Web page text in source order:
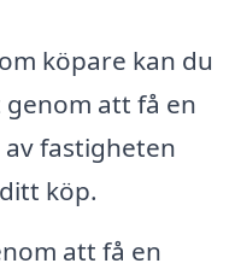
köpare kan du
att få en
fastigheten
köp.
att få en